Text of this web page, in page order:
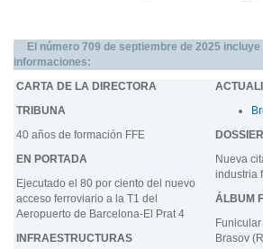
El número 709 de septiembre de 2025 incluye
informaciones:
CARTA DE LA DIRECTORA
TRIBUNA
40 años de formación FFE
EN PORTADA
Ejecutado el 80 por ciento del nuevo
acceso ferroviario a la T1 del
Aeropuerto de Barcelona-El Prat 4
INFRAESTRUCTURAS
DOSSIER
Nueva
industria
ÁLBUM
Funicular
Brasov